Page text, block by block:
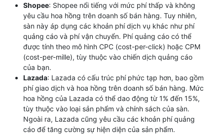
Shopee: Shopee nổi tiếng với mức phí thấp và không
yêu cầu hoa hồng trên doanh số bán hàng. Tuy nhiên,
sàn này áp dụng các khoản phí dịch vụ khác như phí
quảng cáo và phí vận chuyển. Phí quảng cáo có thể
được tính theo mô hình CPC (cost-per-click) hoặc CPM
(cost-per-mille), tùy thuộc vào chiến dịch quảng cáo
của bạn.
Lazada: Lazada có cấu trúc phí phức tạp hơn, bao gồm
phí giao dịch và hoa hồng trên doanh số bán hàng. Mức
hoa hồng của Lazada có thể dao động từ 1% đến 15%,
tùy thuộc vào loại sản phẩm và chính sách của sàn.
Ngoài ra, Lazada cũng yêu cầu các khoản phí quảng
cáo để tăng cường sự hiện diện của sản phẩm.